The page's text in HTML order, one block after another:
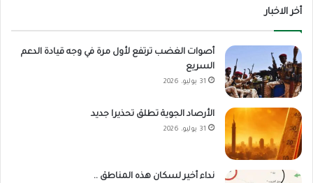
أخر الاخبار
أصوات الغضب ترتفع لأول مرة في وجه قيادة الدعم
السريع
31 يوليو، 2026
الأرصاد الجوية تطلق تحذيرا جديد
31 يوليو، 2026
نداء أخير لسكان هذه المناطق ..